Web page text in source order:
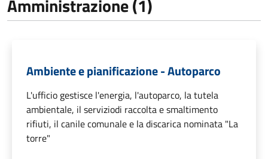
Amministrazione (1)
Ambiente e pianificazione - Autoparco
L'ufficio gestisce l'energia, l'autoparco, la tutela
ambientale, il serviziodi raccolta e smaltimento
rifiuti, il canile comunale e la discarica nominata "La
torre"